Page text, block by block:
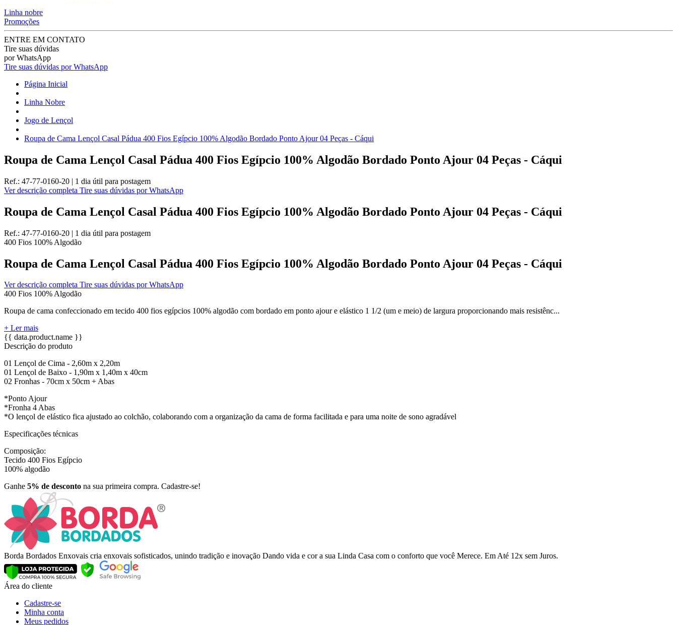
Linha nobre
Promoções
ENTRE EM CONTATO
Tire suas dúvidas
por WhatsApp
Tire suas dúvidas por WhatsApp
Página Inicial
Linha Nobre
Jogo de Lençol
Roupa de Cama Lençol Casal Pádua 400 Fios Egípcio 100% Algodão Bordado Ponto Ajour 04 Peças - Cáqui
Roupa de Cama Lençol Casal Pádua 400 Fios Egípcio 100% Algodão Bordado Ponto Ajour 04 Peças - Cáqui
Ref.: 47-77-0160-20 | 1 dia útil para postagem
Ver descrição completa Tire suas dúvidas por WhatsApp
Roupa de Cama Lençol Casal Pádua 400 Fios Egípcio 100% Algodão Bordado Ponto Ajour 04 Peças - Cáqui
Ref.: 47-77-0160-20 | 1 dia útil para postagem
400 Fios 100% Algodão
Roupa de Cama Lençol Casal Pádua 400 Fios Egípcio 100% Algodão Bordado Ponto Ajour 04 Peças - Cáqui
Ver descrição completa Tire suas dúvidas por WhatsApp
400 Fios 100% Algodão
Roupa de cama confeccionado em tecido 400 fios egípcios 100% algodão com bordado em ponto ajour e elástico 1 1/2 (um e meio) de largura proporcionando mais resistênc...
+ Ler mais
{{ data.product.name }}
Descrição do produto
01 Lençol de Cima - 2,60m x 2,20m
01 Lençol de Baixo - 1,90m x 1,40m x 40cm
02 Fronhas - 70cm x 50cm + Abas
*Ponto Ajour
*Fronha 4 Abas
*O lençol de elástico fica ajustado ao colchão, colaborando com a organização da cama de forma facilitada e para uma noite de sono agradável
Especificações técnicas
Composição:
Tecido 400 Fios Egípcio
100% algodão
Ganhe 5% de desconto na sua primeira compra. Cadastre-se!
Borda Bordados Enxovais cria enxovais sofisticados, unindo tradição e inovação Dando vida e cor a sua Linda Casa com o conforto que você Merece. Em Até 12x sem Juros.
Área do cliente
Cadastre-se
Minha conta
Meus pedidos